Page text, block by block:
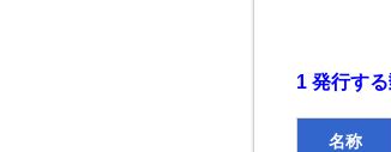
1 発行す
名称